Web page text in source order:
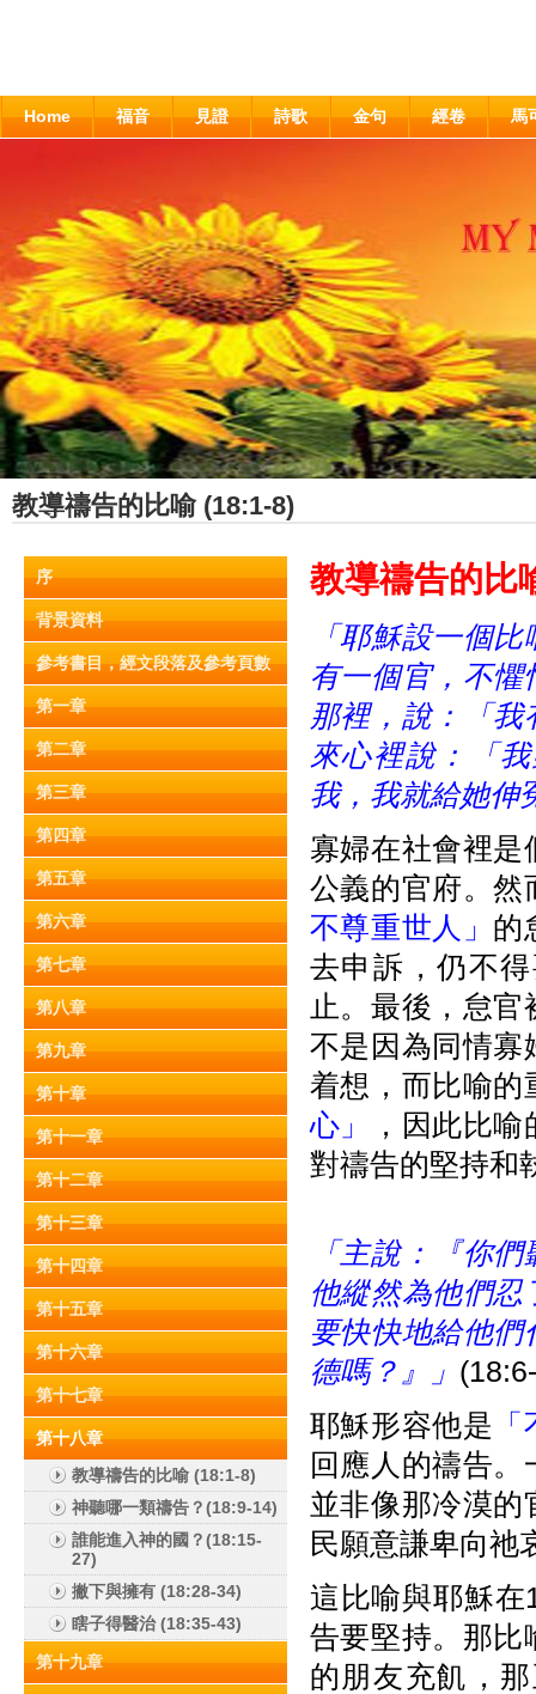
Home 福音 見證 詩歌 金句 經卷 馬
教導禱告的比喻 (18:1-8)
序
背景資料
參考書目，經文段落及參考頁數
第一章
第二章
第三章
第四章
第五章
第六章
第七章
第八章
第九章
第十章
第十一章
第十二章
第十三章
第十四章
第十五章
第十六章
第十七章
第十八章
教導禱告的比喻 (18:1-8)
神聽哪一類禱告？(18:9-14)
誰能進入神的國？(18:15-
27)
撇下與擁有 (18:28-34)
瞎子得醫治 (18:35-43)
第十九章
教導禱告的比
「耶穌設一個
有一個官，不
那裡，說：「
來心裡說：「
我，我就給她伸
寡婦在社會裡是
公義的官府。然
不尊重世人」 的
去申訴，仍不
止。最後，怠
不是因為同情寡
着想，而比喻的
心」
，因此比
對禱告的堅持和
「主說：『你
他縱然為他們
要快快地給他
德嗎？』」
耶穌形容他是
回應人的禱告
並非像那冷漠的
民願意謙卑向祂
這比喻與耶穌
告要堅持。那比
的朋友充飢，